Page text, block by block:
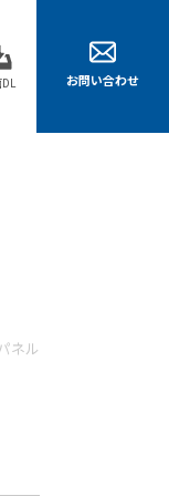
お問い合わせ
ネル